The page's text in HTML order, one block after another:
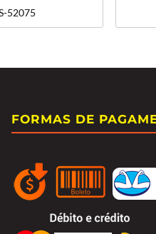
52075
FORMAS DE